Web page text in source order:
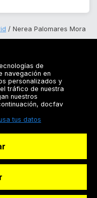
Nerea Palomares Mora
de
navegación en
personalizados y
tráfico de nuestra
nuestros
docfav
tus datos